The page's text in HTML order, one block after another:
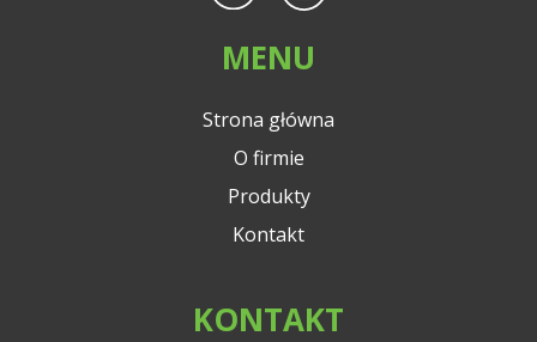
MENU
Strona główna
O firmie
Produkty
Kontakt
KONTAKT